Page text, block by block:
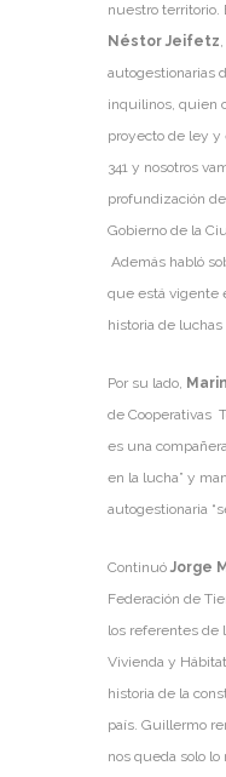
nuestro territorio.
Néstor Jeifetz
autogestionarias
inquilinos, quien
proyecto de ley y
341 y nosotros
profundización
Gobierno de la
Además habló
que está vigente
historia de luchas
Por su lado,
de Cooperativas
es una
en la lucha” y
autogestionaria
Continuó Jorge
Federación de
los referentes de
Vivienda y
historia de la
país. Guillermo
nos queda solo lo